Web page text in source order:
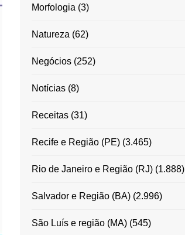
Morfologia (3)
Natureza (62)
Negócios(252)
Notícias(8)
Receitas(31)
Recife e Região (PE)(3.465)
Rio de Janeiro e Região (RJ)(1.888)
Salvador e Região (BA)(2.996)
São Luís e região (MA)(545)